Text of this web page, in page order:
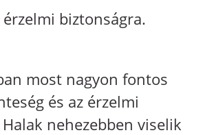
biztonságra.
most nagyon fontos
és az érzelmi
nehezebben viselik